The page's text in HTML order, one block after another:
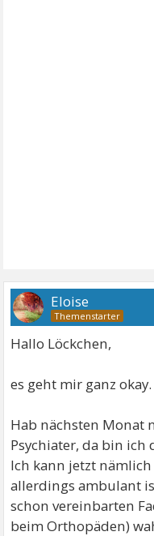
Eloise
Hallo Löckchen,
es geht mir ganz okay.
Hab nächsten Monat
Psychiater, da bin ich
Ich kann jetzt
allerdings ambulant
schon vereinbarten
beim Orthopäden)